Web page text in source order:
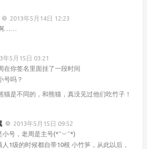
2013年5月14日 12:23
……
年5月15日 03:21
在你签名里面挂了一段时间
号吗？
猫是不同的，和熊猫，真没见过他们吃竹子！
2013年5月15日 09:52
小号，老周是主号(*¯︶¯*)
人1级的时候都自带10根 小竹笋，从此以后，